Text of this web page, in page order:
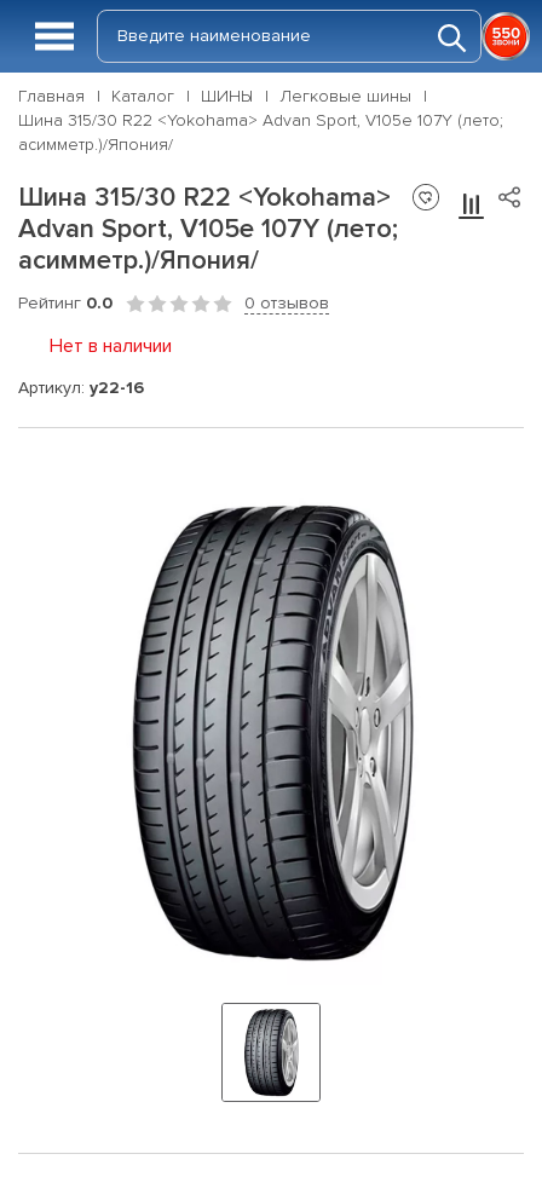
Главная Каталог ШИНЫ
Легковые шины
Шина 315/30 R22 <Yokohama> Advan Sport, V105e 107Y (лето;
асимметр.)/Япония/
Шина 315/30 R22 <Yokohama>
Advan Sport, V105e 107Y (лето;
асимметр.)/Япония/
Рейтинг 0.0 0 отзывов
Нет в наличии
Артикул: y22-16